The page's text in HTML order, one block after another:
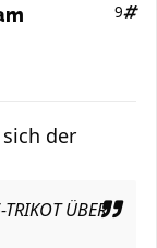
9
der
ÜBER